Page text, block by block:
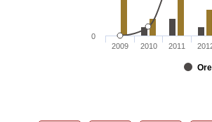
2009 2010 2011
0